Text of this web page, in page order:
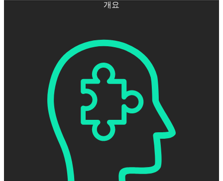
개요